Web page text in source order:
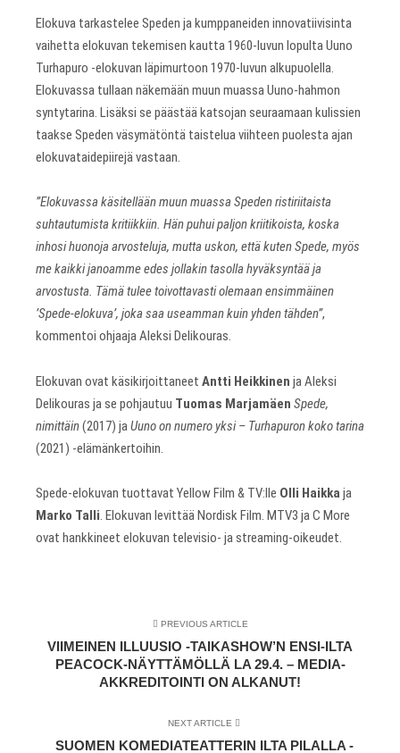
Elokuva tarkastelee Speden ja kumppaneiden innovatiivisinta
vaihetta elokuvan tekemisen kautta 1960-luvun lopulta Uuno
Turhapuro -elokuvan läpimurtoon 1970-luvun alkupuolella.
Elokuvassa tullaan näkemään muun muassa Uuno-hahmon
syntytarina. Lisäksi se päästää katsojan seuraamaan kulissien
taakse Speden väsymätöntä taistelua viihteen puolesta ajan
elokuvataidepiirejä vastaan.
”Elokuvassa käsitellään muun muassa Speden ristiriitaista
suhtautumista kritiikkiin. Hän puhui paljon kriitikoista, koska
inhosi huonoja arvosteluja, mutta uskon, että kuten Spede, myös
me kaikki janoamme edes jollakin tasolla hyväksyntää ja
arvostusta. Tämä tulee toivottavasti olemaan ensimmäinen
’Spede-elokuva’, joka saa useamman kuin yhden tähden”,
kommentoi ohjaaja Aleksi Delikouras.
Elokuvan ovat käsikirjoittaneet Antti Heikkinen ja Aleksi
Delikouras ja se pohjautuu Tuomas Marjamäen Spede,
nimittäin(2017) jaUuno on numero yksi – Turhapuron koko tarina
(2021) -elämänkertoihin.
Spede-elokuvan tuottavat Yellow Film & TV:lle Olli Haikkaja
Marko Talli. Elokuvan levittää Nordisk Film. MTV3 ja C More
ovat hankkineet elokuvan televisio- ja streaming-oikeudet.
PREVIOUS ARTICLE
VIIMEINEN ILLUUSIO -TAIKASHOW’N ENSI-ILTA
PEACOCK-NÄYTTÄMÖLLÄ LA 29.4. – MEDIA-
AKKREDITOINTI ON ALKANUT!
NEXT ARTICLE
SUOMEN KOMEDIATEATTERIN ILTA PILALLA -